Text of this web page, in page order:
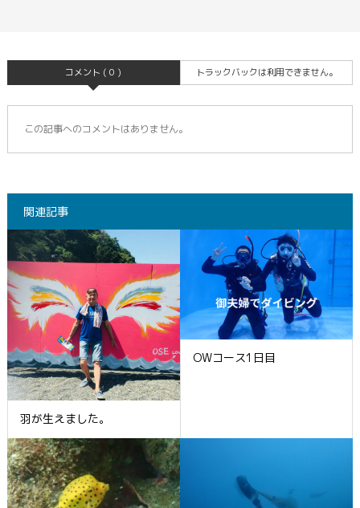
コメント ( 0 ) トラックバックは利用できません。
この記事へのコメントはありません。
関連記事
羽が生えました。
OWコース1日目